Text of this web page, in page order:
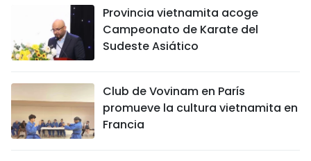
Provincia vietnamita acoge
Campeonato de Karate del
Sudeste Asiático
Club de Vovinam en París
promueve la cultura vietnamita en
Francia